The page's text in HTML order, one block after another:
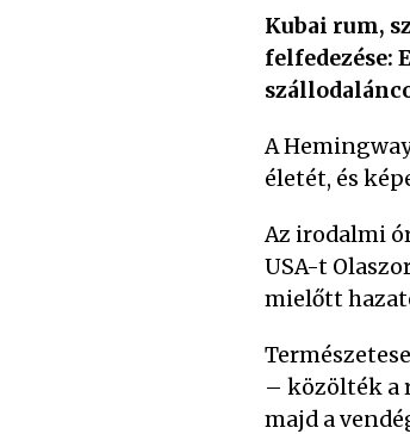
Kubai rum,
felfedezése:
A
életét, és
Az irodalmi
USA-t
mielőtt
– közölték a
majd a